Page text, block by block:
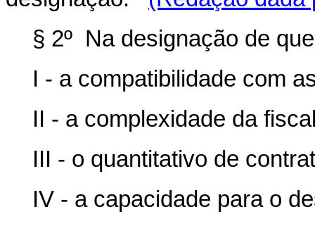
§ 2º Na designação de
I - a compatibilidade com
II - a complexidade da
III - o quantitativo de
IV - a capacidade para o